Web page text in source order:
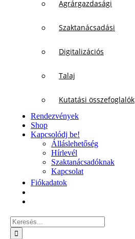
Agrárgazdasági
Szaktanácsadási
Digitalizációs
Talaj
Kutatási összefoglalók
Rendezvények
Shop
Kapcsolódj be!
Álláslehetőség
Hírlevél
Szaktanácsadóknak
Kapcsolat
Fiókadatok
Keresés...